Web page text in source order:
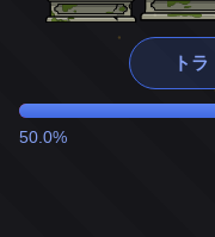
トラ
50.0%